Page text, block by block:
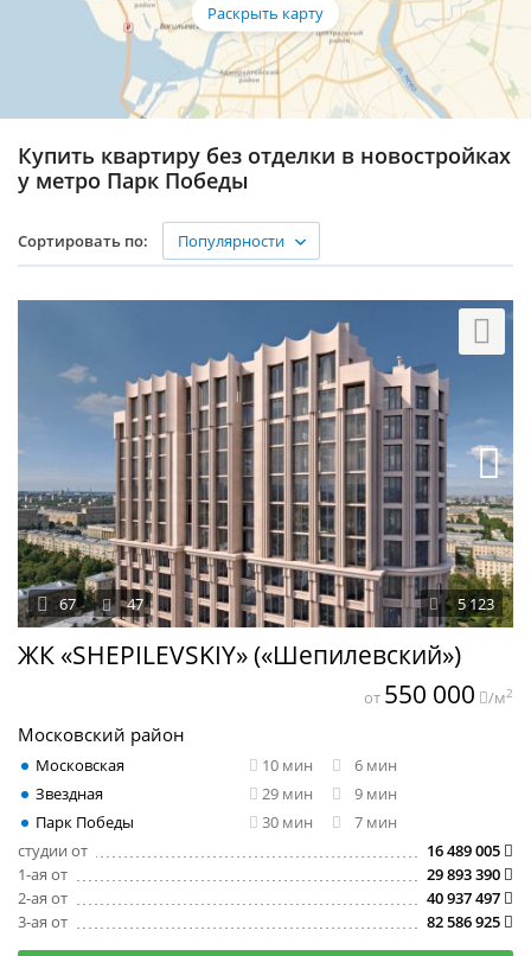
Купить квартиру без отделки в новостройках
у метро Парк Победы
Сортировать по: Популярности
ЖК «SHEPILEVSKIY» («Шепилевский»)
5 123
67 47
Московский район
Московская 10 мин
6 мин
Звездная
29 мин
9 мин
Парк Победы
30 мин
7 мин
студии от
16 489 005
1-ая от
29 893 390
2-ая от
40 937 497
3-ая от
82 586 925
от 550 000 /м2